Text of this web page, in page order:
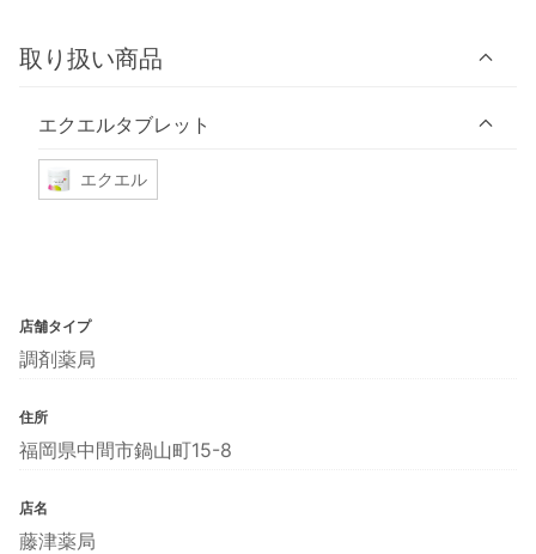
取り扱い商品
エクエルタブレット
エクエル
店舗タイプ
調剤薬局
住所
福岡県中間市鍋山町15-8
店名
藤津薬局